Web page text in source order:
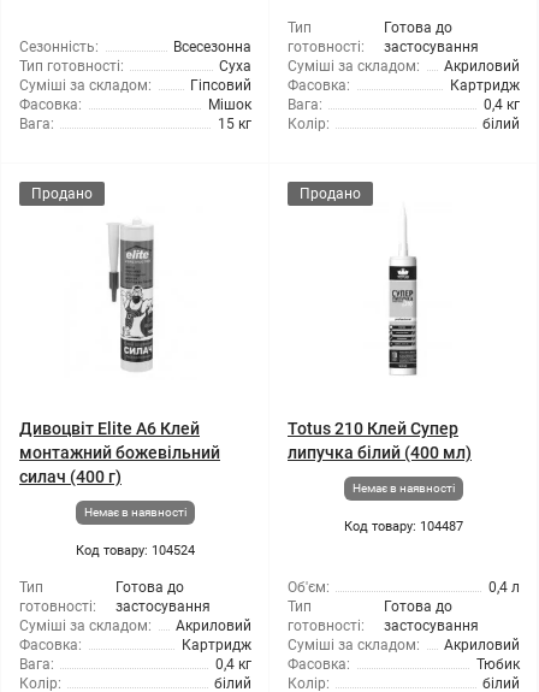
Сезонність:
Всесезонна
Тип готовності:
Суха
Суміші за складом:
Гіпсовий
Фасовка:
Мішок
Вага:
15 кг
Тип
готовності:
Готова до
застосування
Суміші за складом:
Акриловий
Фасовка:
Картридж
Вага:
0,4 кг
Колір:
білий
Продано
Дивоцвіт Elite A6 Клей
монтажний божевільний
силач (400 г)
Немає в наявності
Код товару: 104524
Тип
готовності:
Готова до
застосування
Суміші за складом:
Акриловий
Фасовка:
Картридж
Вага:
0,4 кг
Колір:
білий
Продано
Totus 210 Клей Супер
липучка білий (400 мл)
Немає в наявності
Код товару: 104487
Об'єм:
0,4 л
Тип
готовності:
Готова до
застосування
Суміші за складом:
Акриловий
Фасовка:
Тюбик
Колір:
білий